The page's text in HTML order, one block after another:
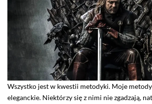
Wszystko jest w kwestii metodyki. Moje metody
eleganckie. Niektórzy się z nimi nie zgadzają,